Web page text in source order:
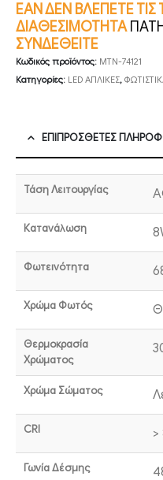
ΕΑΝ ΔΕΝ ΒΛΕΠΕΤΕ ΤΙΣ
ΔΙΑΘΕΣΙΜΟΤΗΤΑ
ΣΥΝΔΕΘΕΙΤΕ
Κωδικός προϊόντος: MTN-74121
Κατηγορίες: LED ΑΠΛΙΚΕΣ,
ΕΠΙΠΡΌΣΘΕΤΕΣ
Τάση Λειτουργίας
Κατανάλωση
Φωτεινότητα
Χρώμα Φωτός
Θερμοκρασία
Χρώματος
Χρώμα Σώματος
CRI >
Γωνία Δέσμης